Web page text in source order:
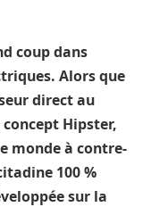
coup dans
Alors que
direct au
Hipster,
monde à contre-
100 %
sur la